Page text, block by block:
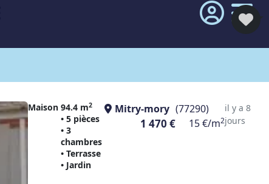
Maison 94.4 m2
• 5 pièces
• 3
chambres
• Terrasse
• Jardin
Mitry-mory
1 470 €
(77290)
15 €/m2
il y a 8
jours